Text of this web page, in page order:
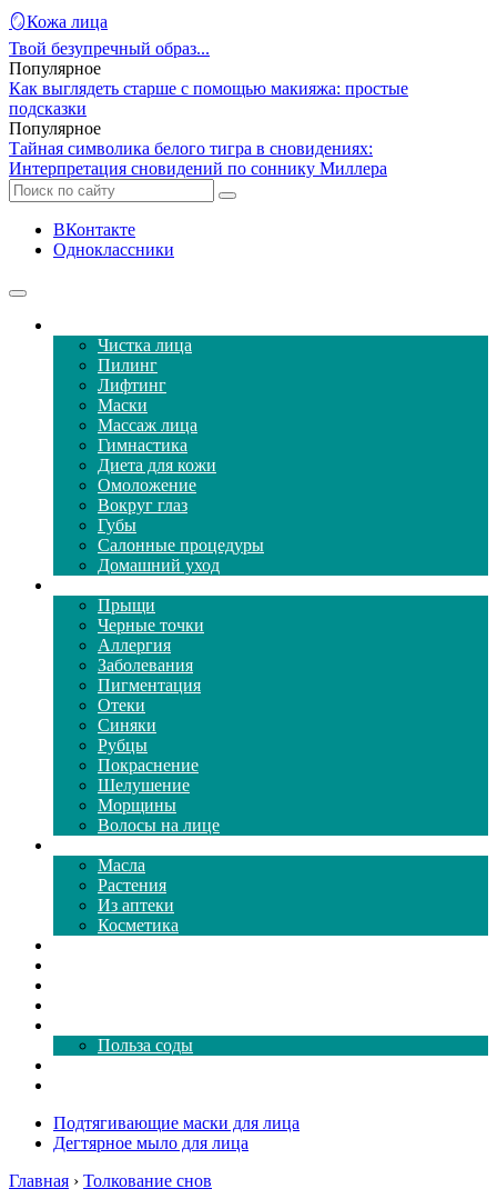
🪞Кожа лица
Твой безупречный образ...
Популярное
Как выглядеть старше с помощью макияжа: простые
подсказки
Популярное
Тайная символика белого тигра в сновидениях:
Интерпретация сновидений по соннику Миллера
ВКонтакте
Одноклассники
Чистка лица
Пилинг
Лифтинг
Маски
Массаж лица
Гимнастика
Диета для кожи
Омоложение
Вокруг глаз
Губы
Салонные процедуры
Домашний уход
Прыщи
Черные точки
Аллергия
Заболевания
Пигментация
Отеки
Синяки
Рубцы
Покраснение
Шелушение
Морщины
Волосы на лице
Масла
Растения
Из аптеки
Косметика
Польза соды
Подтягивающие маски для лица
Дегтярное мыло для лица
Главная › Толкование снов